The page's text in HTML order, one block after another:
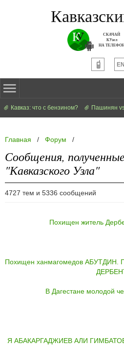
СКАЧАЙ
КУзел
НА
EN
Кавказ: что с бензином? Пашинян
Главная / Форум /
Сообщения,
"Кавказского Узла"
4727 тем и 5336 сообщений
Похищен житель
Похищен ханмагомедов
В Дагестане молодой
Я АБАКАРГАДЖИЕВ АЛИ